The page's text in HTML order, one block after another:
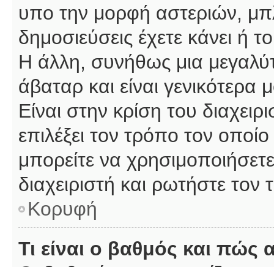
υπο την μορφή αστεριών,
δημοσιεύσεις έχετε κάνει
Η άλλη, συνήθως μια
άβαταρ και είναι
Είναι στην κρίση του
επιλέξει τον τρόπο τον
μπορείτε να
διαχειριστή και ρωτήστε τον
Κορυφή
Τι είναι ο βαθμός και